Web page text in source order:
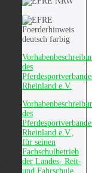
des
Rheinland e.V.
des
Rheinland e.V.,
für seinen
Fachschulbetrieb
der Landes- Reit-
und Fahrschule